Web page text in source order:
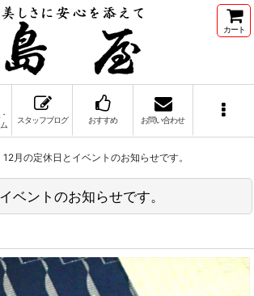
カート
スタッフブログ おすすめ お問い合わせ
12月の定休日とイベントのお知らせです。
ベントのお知らせです。